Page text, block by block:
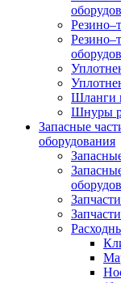
Шланги
Шнуры
Запасные
оборудования